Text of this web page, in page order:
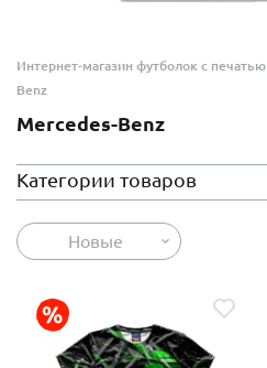
Интернет-магазин футболок с печатью
Benz
Mercedes-Benz
Категории товаров
Новые